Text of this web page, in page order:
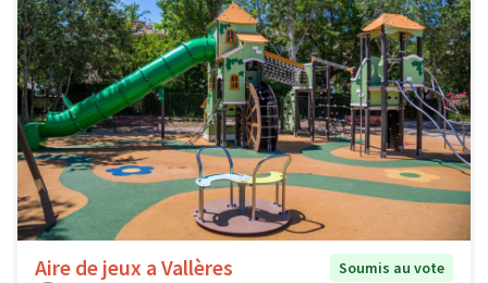
Aire de jeux a Vallères
Soumis au vote